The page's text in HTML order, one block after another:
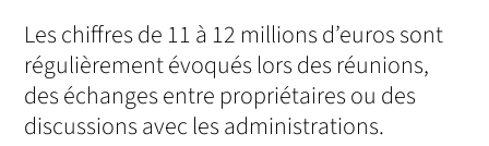
Les chiffres de 11 à 12 millions d’euros sont
régulièrement évoqués lors des réunions,
des échanges entre propriétaires ou des
discussions avec les administrations.